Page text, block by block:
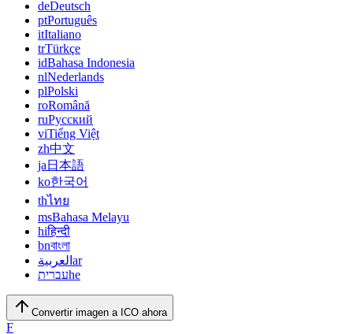
deDeutsch
ptPortuguês
itItaliano
trTürkçe
idBahasa Indonesia
nlNederlands
plPolski
roRomână
ruРусский
viTiếng Việt
zh中文
ja 日本語
ko한국어
thไทย
msBahasa Melayu
hiहिन्दी
bnবাংলা
ar العربية
heעברית
Convertir imagen a ICO ahora
F